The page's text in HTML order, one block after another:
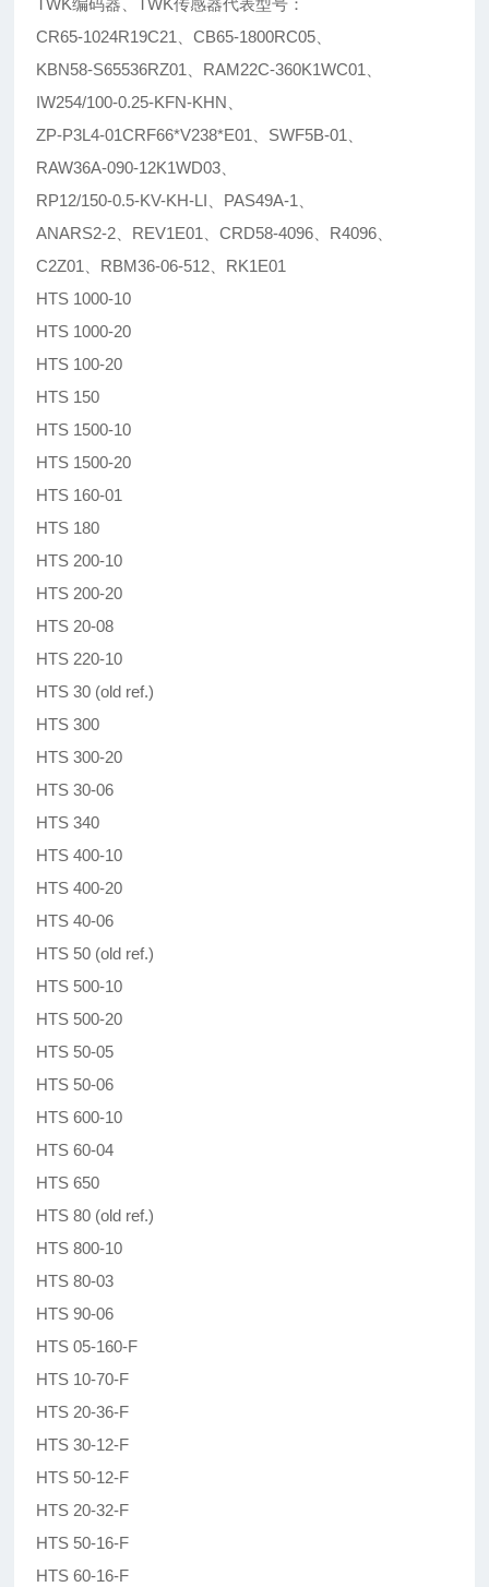
TWK编码器、TWK传感器代表型号：
CR65-1024R19C21、CB65-1800RC05、
KBN58-S65536RZ01、RAM22C-360K1WC01、
IW254/100-0.25-KFN-KHN、
ZP-P3L4-01CRF66*V238*E01、SWF5B-01、
RAW36A-090-12K1WD03、
RP12/150-0.5-KV-KH-LI、PAS49A-1、
ANARS2-2、REV1E01、CRD58-4096、R4096、
C2Z01、RBM36-06-512、RK1E01
HTS 1000-10
HTS 1000-20
HTS 100-20
HTS 150
HTS 1500-10
HTS 1500-20
HTS 160-01
HTS 180
HTS 200-10
HTS 200-20
HTS 20-08
HTS 220-10
HTS 30 (old ref.)
HTS 300
HTS 300-20
HTS 30-06
HTS 340
HTS 400-10
HTS 400-20
HTS 40-06
HTS 50 (old ref.)
HTS 500-10
HTS 500-20
HTS 50-05
HTS 50-06
HTS 600-10
HTS 60-04
HTS 650
HTS 80 (old ref.)
HTS 800-10
HTS 80-03
HTS 90-06
HTS 05-160-F
HTS 10-70-F
HTS 20-36-F
HTS 30-12-F
HTS 50-12-F
HTS 20-32-F
HTS 50-16-F
HTS 60-16-F